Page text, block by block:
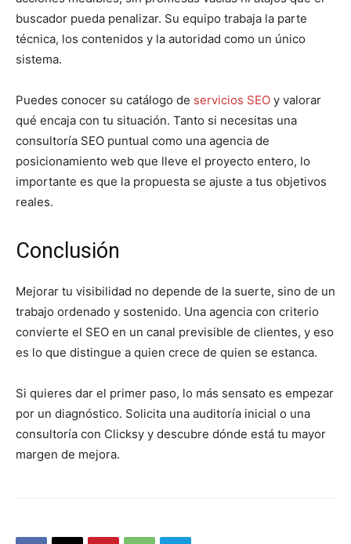
buscador pueda penalizar. Su equipo trabaja la parte
técnica, los contenidos y la autoridad como un único
sistema.
Puedes conocer su catálogo de servicios SEO y valorar
qué encaja con tu situación. Tanto si necesitas una
consultoría SEO puntual como una agencia de
posicionamiento web que lleve el proyecto entero, lo
importante es que la propuesta se ajuste a tus objetivos
reales.
Conclusión
Mejorar tu visibilidad no depende de la suerte, sino de un
trabajo ordenado y sostenido. Una agencia con criterio
convierte el SEO en un canal previsible de clientes, y eso
es lo que distingue a quien crece de quien se estanca.
Si quieres dar el primer paso, lo más sensato es empezar
por un diagnóstico. Solicita una auditoría inicial o una
consultoría con Clicksy y descubre dónde está tu mayor
margen de mejora.